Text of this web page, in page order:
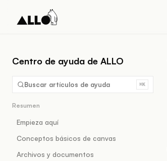
Centro de ayuda de ALLO
Buscar artículos de ayuda ⌘K
Resumen
Empieza aquí
Conceptos básicos de canvas
Archivos y documentos